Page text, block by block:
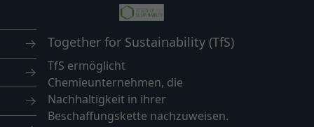
Together for Sustainability (TfS)
TfS ermöglicht
Chemieunternehmen, die
Nachhaltigkeit in ihrer
Beschaffungskette nachzuweisen.
Website erforderlich.
Externe Medien